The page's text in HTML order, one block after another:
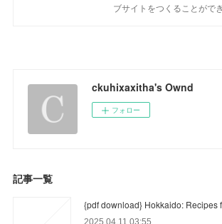
ブサイトをつくることができ
ckuhixaxitha's Ownd
フォロー
記事一覧
{pdf download} Hokkaido: Recipes
2025.04.11 03:55